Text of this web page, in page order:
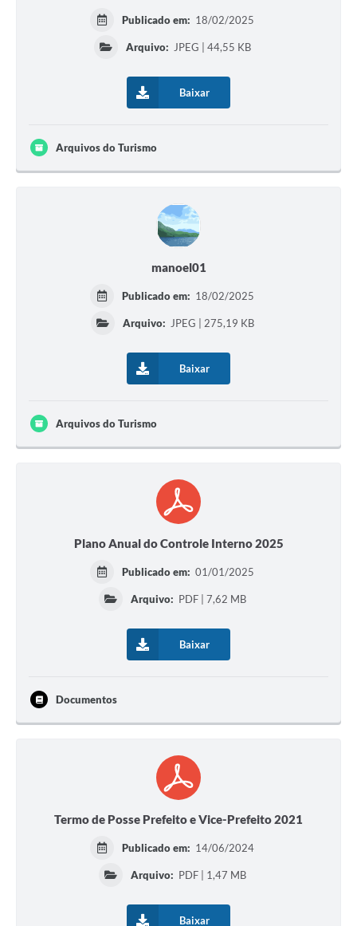
Publicado em: 18/02/2025
Arquivo: JPEG | 44,55 KB
Baixar
Arquivos do Turismo
manoel01
Publicado em: 18/02/2025
Arquivo: JPEG | 275,19 KB
Baixar
Arquivos do Turismo
Plano Anual do Controle Interno 2025
Publicado em: 01/01/2025
Arquivo: PDF | 7,62 MB
Baixar
Documentos
Termo de Posse Prefeito e Vice-Prefeito 2021
Publicado em: 14/06/2024
Arquivo: PDF | 1,47 MB
Baixar